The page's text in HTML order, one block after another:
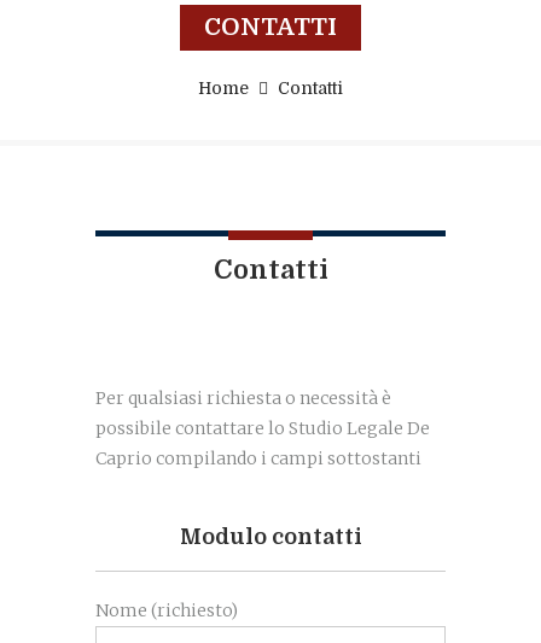
CONTATTI
Home Contatti
Contatti
Per qualsiasi richiesta o necessità è
possibile contattare lo Studio Legale De
Caprio compilando i campi sottostanti
Modulo contatti
Nome (richiesto)